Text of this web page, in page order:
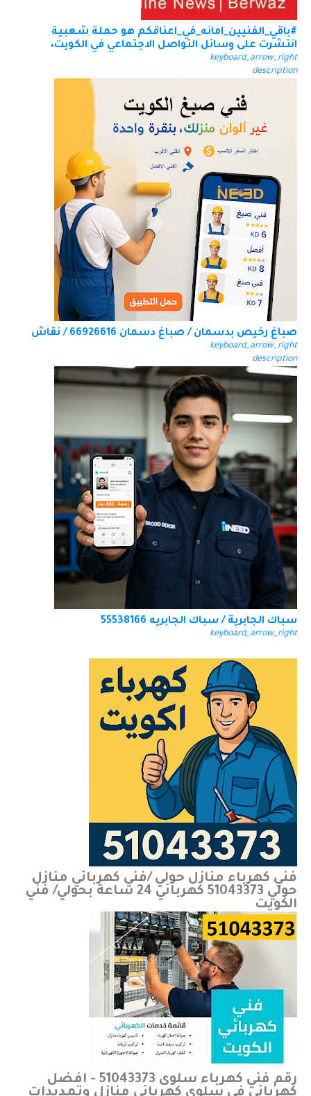
#باقي_الفنيين_امانه_في_اعناقكم هو حملة شعبية
انتشرت على وسائل التواصل الاجتماعي في الكويت،
keyboard_arrow_right
description
صباغ رخيص بدسمان / صباغ دسمان 66926616 / نقاش
keyboard_arrow_right
description
سباك الجابرية / سباك الجابريه 55538166
keyboard_arrow_right
فني كهرباء منازل حولي /فني كهربائي منازل
حولي 51043373 كهربائي 24 ساعة بحولي/ فني
الكويت
رقم فني كهرباء سلوى 51043373 - افضل
كهربائي في سلوى كهربائي منازل وتمديدات